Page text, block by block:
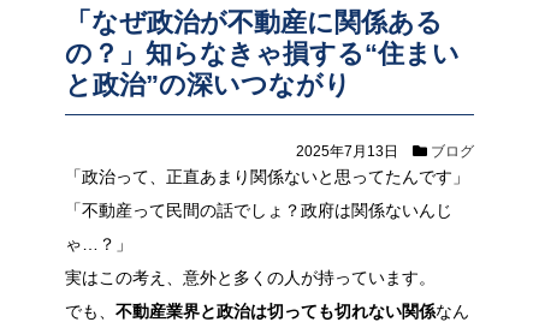
「なぜ政治が不動産に関係ある
の？」知らなきゃ損する“住まい
と政治”の深いつながり
2025年7月13日 ブログ
「政治って、正直あまり関係ないと思ってたんです」
「不動産って民間の話でしょ？政府は関係ないんじ
ゃ…？」
実はこの考え、意外と多くの人が持っています。
でも、 不動産業界と政治は切っても切れない関係なん